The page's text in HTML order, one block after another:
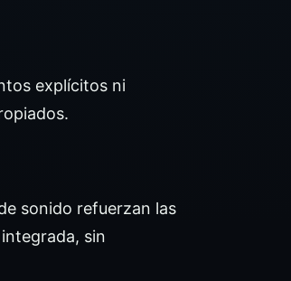
explícitos ni
sonido refuerzan las
sin